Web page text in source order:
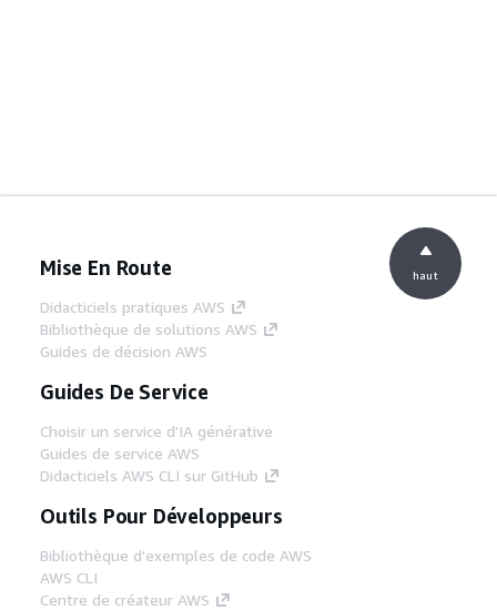
Mise En Route
Didacticiels pratiques AWS
Bibliothèque de solutions AWS
Guides de décision AWS
Guides De Service
Choisir un service d'IA générative
Guides de service AWS
Didacticiels AWS CLI sur GitHub
Outils Pour Développeurs
Bibliothèque d'exemples de code AWS
AWS CLI
Centre de créateur AWS
haut